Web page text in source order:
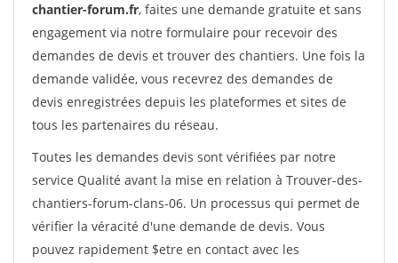
chantier-forum.fr, faites une demande gratuite et sans
engagement via notre formulaire pour recevoir des
demandes de devis et trouver des chantiers. Une fois la
demande validée, vous recevrez des demandes de
devis enregistrées depuis les plateformes et sites de
tous les partenaires du réseau.
Toutes les demandes devis sont vérifiées par notre
service Qualité avant la mise en relation à Trouver-des-
chantiers-forum-clans-06. Un processus qui permet de
vérifier la véracité d'une demande de devis. Vous
pouvez rapidement $etre en contact avec les